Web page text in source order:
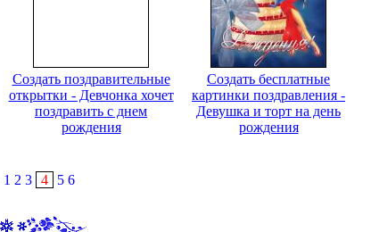
Создать поздравительные
открытки - Девчонка хочет
поздравить с днем
рождения
Создать бесплатные
картинки поздравления -
Девушка и торт на день
рождения
1 2 3 4 5 6